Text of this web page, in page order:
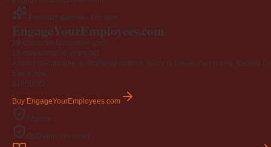
Premium domain · For sale
EngageYourEmployees.com
19-character brandable .com
19 characters · 6 years old
A short, memorable, established domain ready to power your brand. Backed
Buy-it-now
$195USD
Buy EngageYourEmployees.com
Afternic
GoDaddy checkout